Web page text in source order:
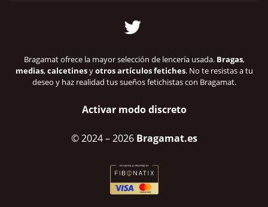
Bragamat ofrece la mayor selección de lencería usada. Bragas,
medias,calcetinesyotros artículos fetiches. No te resistas a tu
deseo y haz realidad tus sueños fetichistas con Bragamat.
Activar modo discreto
© 2024– 2026 Bragamat.es